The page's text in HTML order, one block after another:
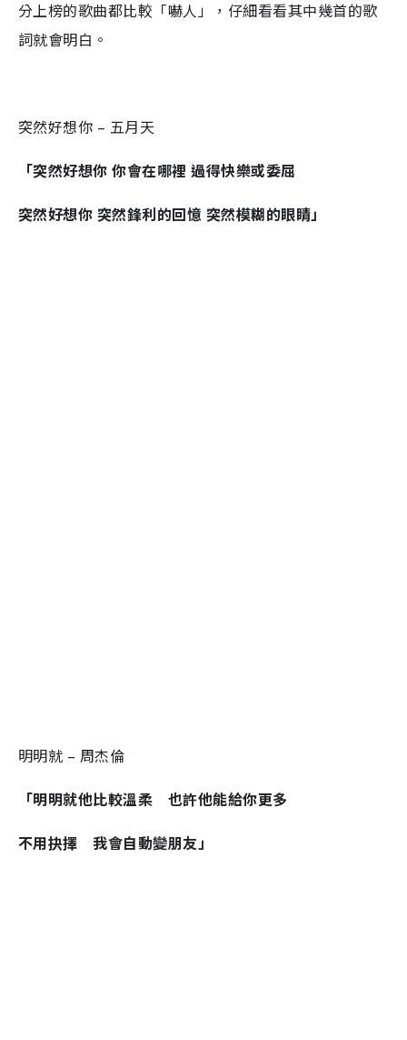
分上榜的歌曲都比較「嚇人」，仔細看看其中幾首的歌
詞就會明白。
突然好想你 – 五月天
「突然好想你 你會在哪裡 過得快樂或委屈
突然好想你 突然鋒利的回憶 突然模糊的眼睛」
明明就 – 周杰倫
「明明就他比較溫柔 也許他能給你更多
不用抉擇 我會自動變朋友」